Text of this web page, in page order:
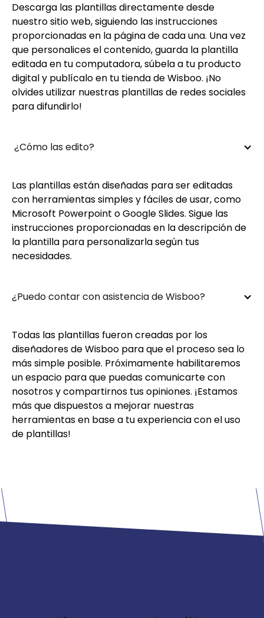
Descarga las plantillas directamente desde
nuestro sitio web, siguiendo las instrucciones
proporcionadas en la página de cada una. Una vez
que personalices el contenido, guarda la plantilla
editada en tu computadora, súbela a tu producto
digital y publícalo en tu tienda de Wisboo. ¡No
olvides utilizar nuestras plantillas de redes sociales
para difundirlo!
¿Cómo las edito?
Las plantillas están diseñadas para ser editadas
con herramientas simples y fáciles de usar, como
Microsoft Powerpoint o Google Slides. Sigue las
instrucciones proporcionadas en la descripción de
la plantilla para personalizarla según tus
necesidades.
¿Puedo contar con asistencia de Wisboo?
Todas las plantillas fueron creadas por los
diseñadores de Wisboo para que el proceso sea lo
más simple posible. Próximamente habilitaremos
un espacio para que puedas comunicarte con
nosotros y compartirnos tus opiniones. ¡Estamos
más que dispuestos a mejorar nuestras
herramientas en base a tu experiencia con el uso
de plantillas!